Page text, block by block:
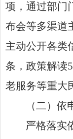
项，通过部门
布会等多渠道
主动公开各类
条，政策解读5
老服务等重大
（二）依
严格落实